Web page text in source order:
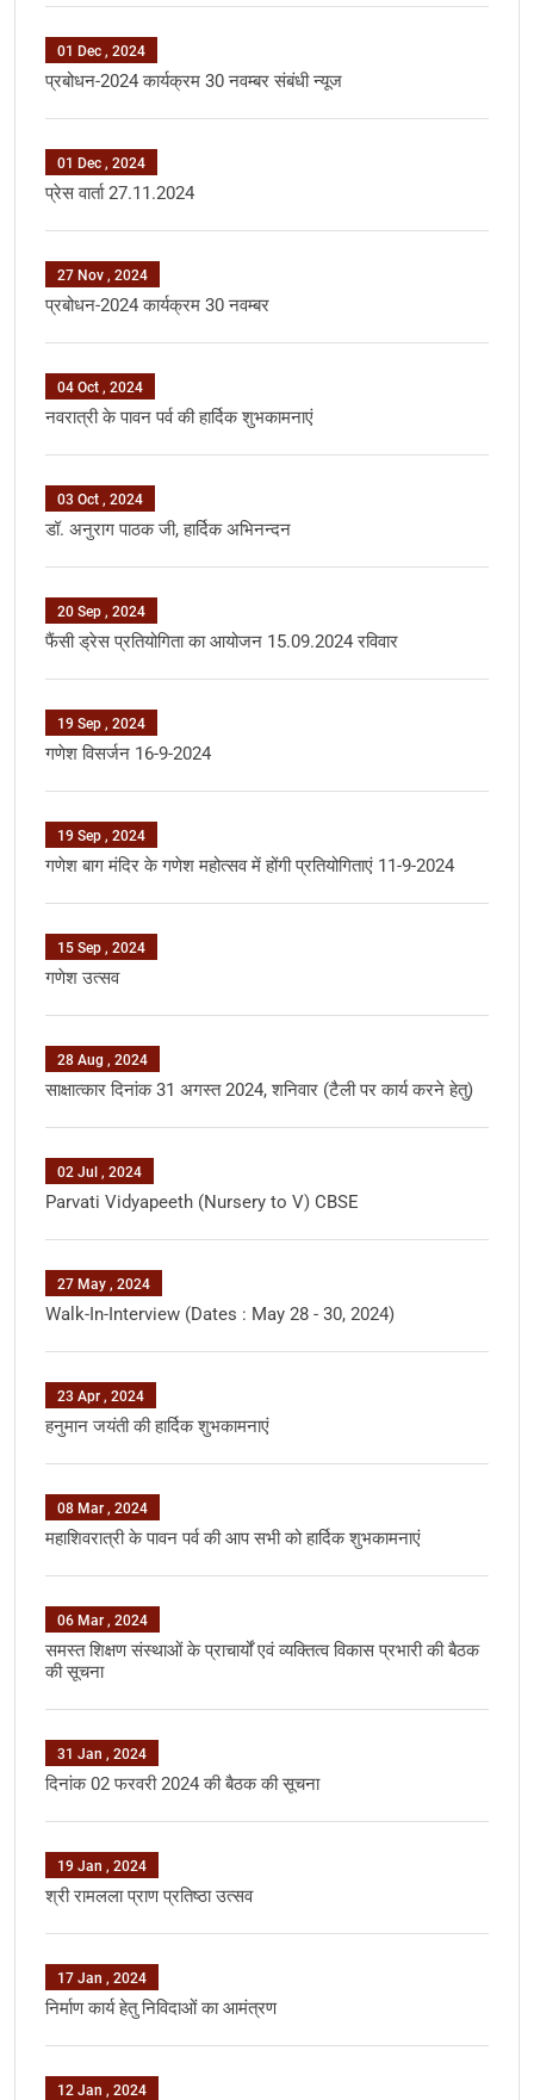
01 Dec , 2024
प्रबोधन-2024 कार्यक्रम 30 नवम्‍बर संबंधी न्‍यूज
01 Dec , 2024
प्रेस वार्ता 27.11.2024
27 Nov , 2024
प्रबोधन-2024 कार्यक्रम 30 नवम्बर
04 Oct , 2024
नवरात्री के पावन पर्व की हार्दिक शुभकामनाएं
03 Oct , 2024
डॉ. अनुराग पाठक जी, हार्दिक अभिनन्‍दन
20 Sep , 2024
फैंसी ड्रेस प्रतियोगिता का आयोजन 15.09.2024 रविवार
19 Sep , 2024
गणेश विसर्जन 16-9-2024
19 Sep , 2024
गणेश बाग मंदिर के गणेश महोत्‍सव में होंगी प्रतियोगिताएं 11-9-2024
15 Sep , 2024
गणेश उत्सव
28 Aug , 2024
साक्षात्‍कार दिनांक 31 अगस्‍त 2024, शनिवार (टैली पर कार्य करने हेतु)
02 Jul , 2024
Parvati Vidyapeeth (Nursery to V) CBSE
27 May , 2024
Walk-In-Interview (Dates : May 28 - 30, 2024)
23 Apr , 2024
हनुमान जयंती की हार्दिक शुभकामनाएं
08 Mar , 2024
महाशिवरात्री के पावन पर्व की आप सभी को हार्दिक शुभकामनाएं
06 Mar , 2024
समस्‍त शिक्षण संस्‍थाओं के प्राचार्यों एवं व्‍यक्तित्‍व विकास प्रभारी की बैठक
की सूचना
31 Jan , 2024
दिनांक 02 फरवरी 2024 की बैठक की सूचना
19 Jan , 2024
श्री रामलला प्राण प्रतिष्‍ठा उत्‍सव
17 Jan , 2024
निर्माण कार्य हेतु निविदाओं का आमंत्रण
12 Jan , 2024